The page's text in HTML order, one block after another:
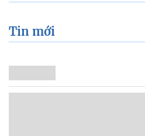
Tin mới